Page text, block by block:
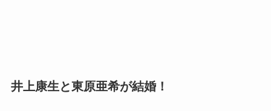
井上康生と東原亜希が結婚！